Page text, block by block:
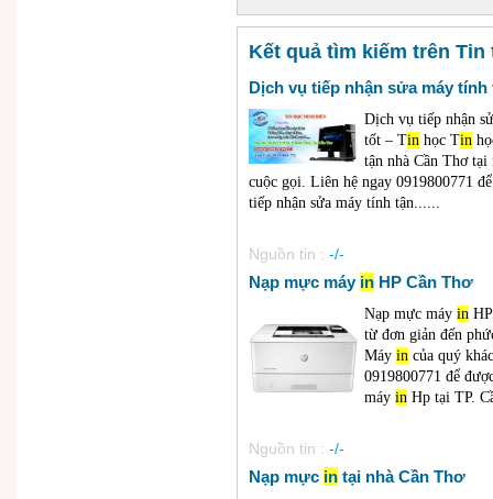
Kết quả tìm kiếm trên Tin
Dịch vụ tiếp nhận sửa máy tính
Dịch vụ tiếp nhận
tốt – Tin học Tin
tận nhà Cần Thơ tại
cuộc gọi. Liên hệ ngay 0919800771
tiếp nhận sửa máy tính tận......
Nguồn tin : -/-
Nạp mực máy in HP Cần Thơ
Nạp mực máy in
từ đơn giản đến
Máy in của quý
0919800771 để
máy in Hp tại TP.
Nguồn tin : -/-
Nạp mực in tại nhà Cần Thơ